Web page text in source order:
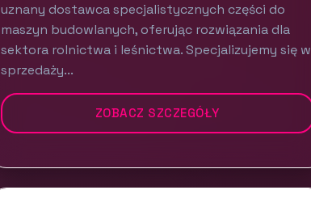
uznany dostawca specjalistycznych części do
maszyn budowlanych, oferując rozwiązania dla
sektora rolnictwa i leśnictwa. Specjalizujemy się w
sprzedaży...
ZOBACZ SZCZEGÓŁY